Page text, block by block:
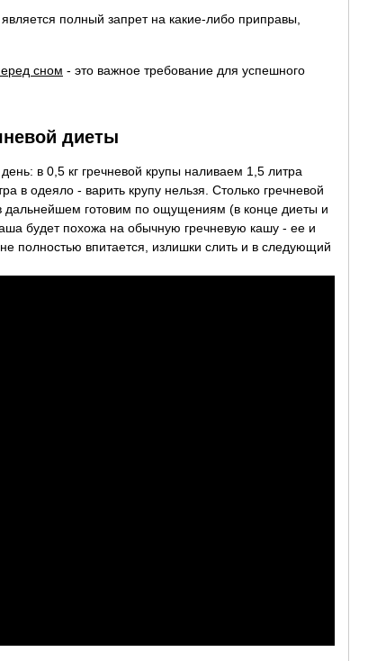
является полный запрет на какие-либо приправы,
сном - это важное требование для успешного
диеты
в 0,5 кг гречневой крупы наливаем 1,5 литра
в одеяло - варить крупу нельзя. Столько гречневой
дальнейшем готовим по ощущениям (в конце диеты и
будет похожа на обычную гречневую кашу - ее и
полностью впитается, излишки слить и в следующий